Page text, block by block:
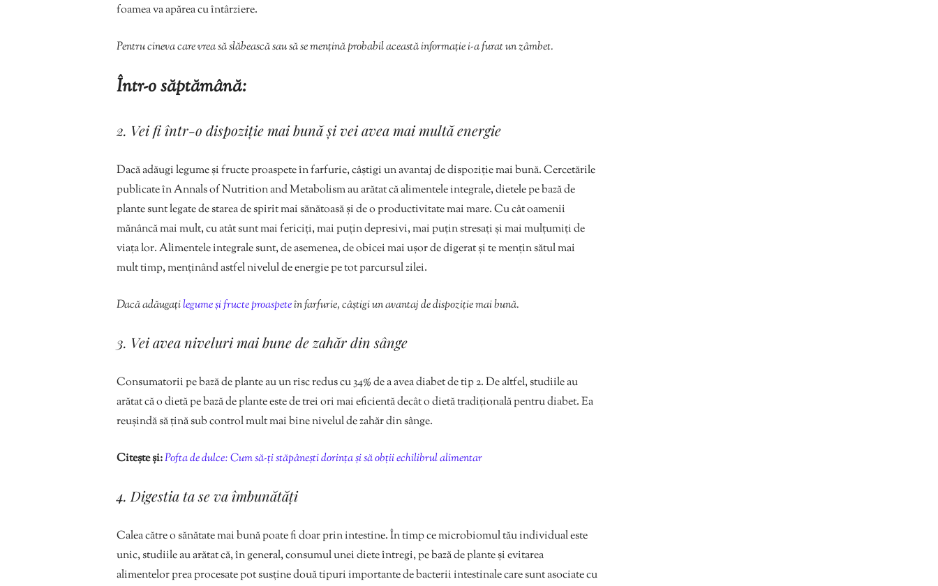
foamea va apărea cu întârziere.
Pentru cineva care vrea să slăbească sau să se mențină probabil această informație i-a furat un zâmbet.
Într-o săptămână:
2. Vei fi într-o dispoziție mai bună și vei avea mai multă energie
Dacă adăugi legume și fructe proaspete în farfurie, câștigi un avantaj de dispoziție mai bună. Cercetările
publicate în Annals of Nutrition and Metabolism au arătat că alimentele integrale, dietele pe bază de
plante sunt legate de starea de spirit mai sănătoasă și de o productivitate mai mare. Cu cât oamenii
mănâncă mai mult, cu atât sunt mai fericiți, mai puțin depresivi, mai puțin stresați și mai mulțumiți de
viața lor. Alimentele integrale sunt, de asemenea, de obicei mai ușor de digerat și te mențin sătul mai
mult timp, menținând astfel nivelul de energie pe tot parcursul zilei.
Dacă adăugațilegume și fructe proaspeteîn farfurie, câștigi un avantaj de dispoziție mai bună.
3. Vei avea niveluri mai bune de zahăr din sânge
Consumatorii pe bază de plante au un risc redus cu 34% de a avea diabet de tip 2. De altfel, studiile au
arătat că o dietă pe bază de plante este de trei ori mai eficientă decât o dietă tradițională pentru diabet. Ea
reușindă să țină sub control mult mai bine nivelul de zahăr din sânge.
Citește și:Pofta de dulce: Cum să-ți stăpânești dorința și să obții echilibrul alimentar
4. Digestia ta se va îmbunătăți
Calea către o sănătate mai bună poate fi doar prin intestine. În timp ce microbiomul tău individual este
unic, studiile au arătat că, în general, consumul unei diete întregi, pe bază de plante și evitarea
alimentelor prea procesate pot susține două tipuri importante de bacterii intestinale care sunt asociate cu